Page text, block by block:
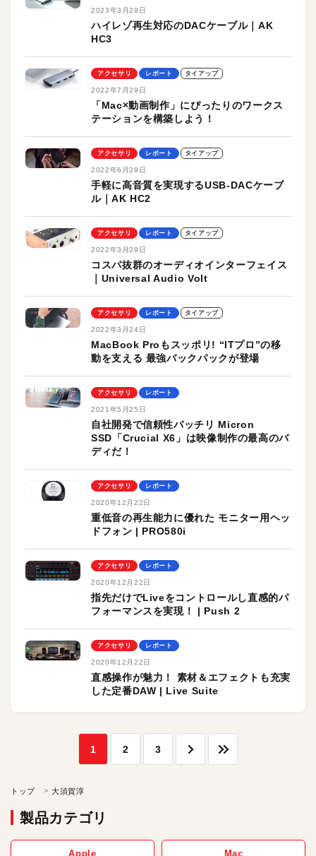
2023年3月29日
ハイレゾ再生対応のDACケーブル｜AK
HC3
アクセサリ レポート タイアップ
2022年7月29日
「Mac×動画制作」にぴったりのワークス
テーションを構築しよう！
アクセサリ レポート タイアップ
2022年6月29日
手軽に高音質を実現するUSB-DACケーブ
ル｜AK HC2
アクセサリ レポート タイアップ
2022年3月29日
コスパ抜群のオーディオインターフェイス
｜Universal Audio Volt
アクセサリ レポート タイアップ
2022年3月24日
MacBook Proもスッポリ! “ITプロ”の移
動を支える 最強バックパックが登場
アクセサリ レポート
2021年5月25日
自社開発で信頼性バッチリ Micron
SSD「Crucial X6」は映像制作の最高のバ
ディだ！
アクセサリ レポート
2020年12月22日
重低音の再生能力に優れた モニター用ヘッ
ドフォン | PRO580i
アクセサリ レポート
2020年12月22日
指先だけでLiveをコントロールし直感的パ
フォーマンスを実現！ | Push 2
アクセサリ レポート
2020年12月22日
直感操作が魅力！ 素材＆エフェクトも充実
した定番DAW | Live Suite
1 2 3
トップ 大須賀淳
製品カテゴリ
Apple Mac